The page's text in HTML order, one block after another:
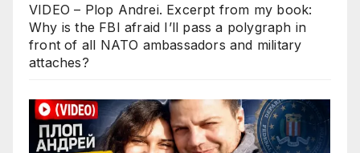
VIDEO – Plop Andrei. Excerpt from my book:
Why is the FBI afraid I’ll pass a polygraph in
front of all NATO ambassadors and military
attaches?